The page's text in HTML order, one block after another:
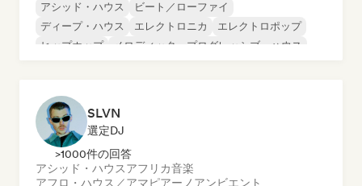
アシッド・ハウス
ビート／ローファイ
ディープ・ハウス
エレクトロニカ
エレクトロポップ
ヒップホップ
メロディック・プログレッシブ・ハウス
SLVN
選定DJ
>1000件の回答
アシッド・ハウスアフリカ音楽
アフロ・ハウス／アマピアーノ アンビエント